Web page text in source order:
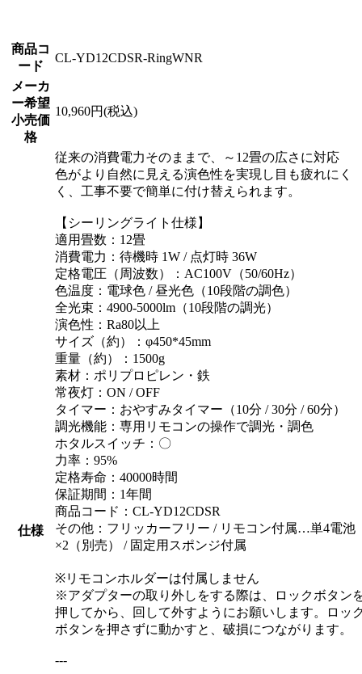
商品コ
ード
CL-YD12CDSR-RingWNR
メーカ
ー希望
小売価
格
10,960円(税込)
仕様
従来の消費電力そのままで、～12畳の広さに対応
色がより自然に見える演色性を実現し目も疲れにく
く、工事不要で簡単に付け替えられます。
【シーリングライト仕様】
適用畳数：12畳
消費電力：待機時 1W / 点灯時 36W
定格電圧（周波数）：AC100V（50/60Hz）
色温度：電球色 / 昼光色（10段階の調色）
全光束：4900-5000lm（10段階の調光）
演色性：Ra80以上
サイズ（約）：φ450*45mm
重量（約）：1500g
素材：ポリプロピレン・鉄
常夜灯：ON / OFF
タイマー：おやすみタイマー（10分 / 30分 / 60分）
調光機能：専用リモコンの操作で調光・調色
ホタルスイッチ：〇
力率：95%
定格寿命：40000時間
保証期間：1年間
商品コード：CL-YD12CDSR
その他：フリッカーフリー / リモコン付属…単4電池
×2（別売） / 固定用スポンジ付属
※リモコンホルダーは付属しません
※アダプターの取り外しをする際は、ロックボタン
押してから、回して外すようにお願いします。ロッ
ボタンを押さずに動かすと、破損につながります。
---